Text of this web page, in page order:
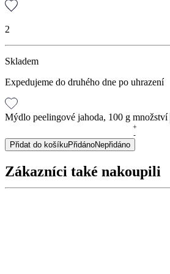
2
Skladem
Expedujeme do druhého dne po uhrazení
Mýdlo peelingové jahoda, 100 g množství
+
-
Přidat do košíkuPřidánoNepřidáno
Zákazníci také nakoupili